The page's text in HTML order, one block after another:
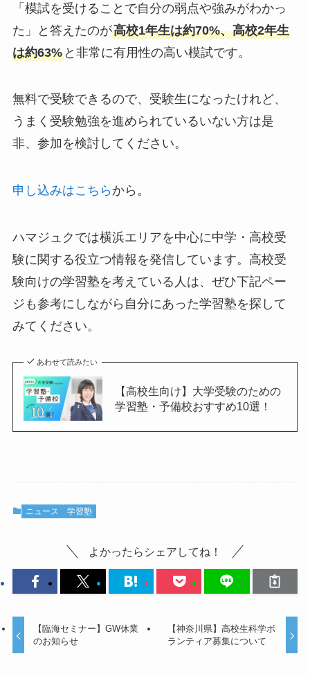
「模試を受けることで自分の弱点や強みがわかっ
た」と答えたのが高校1年生は約70%、高校2年生
は約63%と非常に有用性の高い模試です。
無料で受験できるので、受験生になったけれど、
うまく受験勉強を進められているいない方は是
非、参加を検討してください。
申し込みはこちら から。
ハマジュクでは横浜エリアを中心に中学・高校受
験に関する役立つ情報を発信しています。高校受
験向けの学習塾を考えている人は、ぜひ下記ペー
ジも参考にしながら自分にあった学習塾を探して
みてください。
あわせて読みたい
【高校生向け】大学受験のための
学習塾・予備校おすすめ10選！
ニュース 学習塾
よかったらシェアしてね！
【臨海セミナー】GW休業
のお知らせ
【神奈川県】高校生科学ボ
ランティア募集について